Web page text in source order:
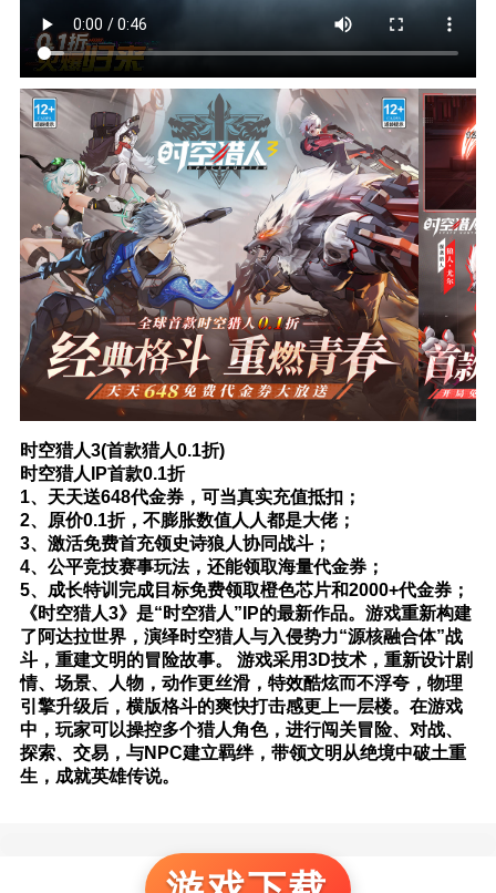
时空猎人3(首款猎人0.1折)
时空猎人IP首款0.1折
1、天天送648代金券，可当真实充值抵扣；
2、原价0.1折，不膨胀数值人人都是大佬；
3、激活免费首充领史诗狼人协同战斗；
4、公平竞技赛事玩法，还能领取海量代金券；
5、成长特训完成目标免费领取橙色芯片和2000+代金券；
《时空猎人3》是“时空猎人”IP的最新作品。游戏重新构建
了阿达拉世界，演绎时空猎人与入侵势力“源核融合体”战
斗，重建文明的冒险故事。 游戏采用3D技术，重新设计剧
情、场景、人物，动作更丝滑，特效酷炫而不浮夸，物理
引擎升级后，横版格斗的爽快打击感更上一层楼。在游戏
中，玩家可以操控多个猎人角色，进行闯关冒险、对战、
探索、交易，与NPC建立羁绊，带领文明从绝境中破土重
生，成就英雄传说。